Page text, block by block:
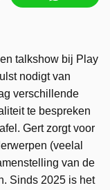
talkshow bij Play
nodigt van
verschillende
te bespreken
Gert zorgt voor
(veelal
van de
Sinds 2025 is het